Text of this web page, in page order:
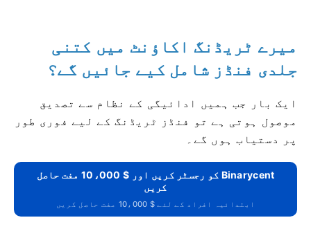
میرے ٹریڈنگ اکاؤنٹ میں کتنی
جلدی فنڈز شامل کیے جائیں گے؟
ایک بار جب ہمیں ادائیگی کے نظام سے تصدیق
موصول ہوتی ہے تو فنڈز ٹریڈنگ کے لیے فوری طور
پر دستیاب ہوں گے۔
Binarycent کو رجسٹر کریں اور $ 10،000 مفت حاصل
کریں
ابتدائیہ افراد کے لئے $ 10،000 مفت حاصل کریں